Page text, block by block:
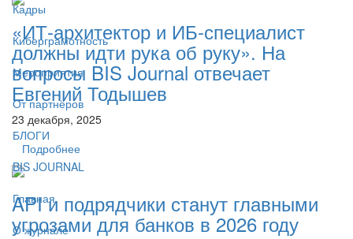
Кадры
Киберграмотность
Мероприятия
От партнёров
БЛОГИ
BIS JOURNAL
Главная
О журнале
«ИТ-архитектор и ИБ-специалист
должны идти рука об руку». На
вопросы BIS Journal отвечает
Евгений Тодышев
23 декабря, 2025
Подробнее
API и подрядчики станут главными
угрозами для банков в 2026 году